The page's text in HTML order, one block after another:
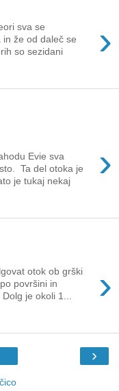
›
sva se
in že od daleč se
so sezidani
›
Evie sva
Ta del otoka je
je tukaj nekaj
›
otok ob grški
površini in
je okoli 1...
›